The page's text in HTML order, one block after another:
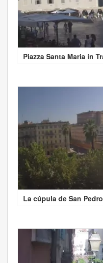
Piazza Santa Maria in
La cúpula de San